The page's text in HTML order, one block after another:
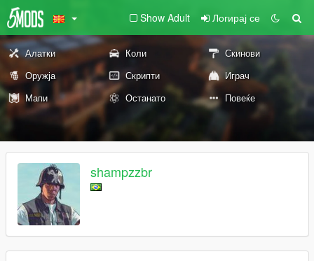
Show Adult Логирај се
Алатки Коли
Скинови
Оружја
Скрипти
Играч
Мапи
Останато Повеќе
shampzzbr